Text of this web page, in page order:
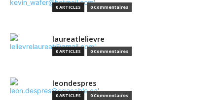
0 ARTICLES 0 Commentaires
laureatlelievre
0 ARTICLES 0 Commentaires
leondespres
0 ARTICLES 0 Commentaires